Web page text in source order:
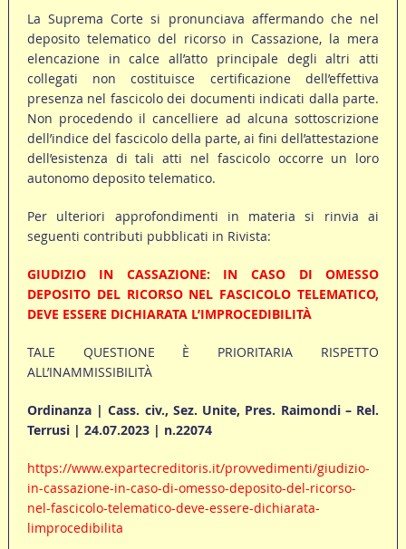
La Suprema Corte si pronunciava affermando che nel
deposito telematico del ricorso in Cassazione, la mera
elencazione in calce all’atto principale degli altri atti
collegati non costituisce certificazione dell’effettiva
presenza nel fascicolo dei documenti indicati dalla parte.
Non procedendo il cancelliere ad alcuna sottoscrizione
dell’indice del fascicolo della parte, ai fini dell’attestazione
dell’esistenza di tali atti nel fascicolo occorre un loro
autonomo deposito telematico.
Per ulteriori approfondimenti in materia si rinvia ai
seguenti contributi pubblicati in Rivista:
GIUDIZIO IN CASSAZIONE: IN CASO DI OMESSO
DEPOSITO DEL RICORSO NEL FASCICOLO TELEMATICO,
DEVE ESSERE DICHIARATA L’IMPROCEDIBILITÀ
TALE QUESTIONE È PRIORITARIA RISPETTO
ALL’INAMMISSIBILITÀ
Ordinanza | Cass. civ., Sez. Unite, Pres. Raimondi – Rel.
Terrusi | 24.07.2023 | n.22074
https://www.expartecreditoris.it/provvedimenti/giudizio-
in-cassazione-in-caso-di-omesso-deposito-del-ricorso-
nel-fascicolo-telematico-deve-essere-dichiarata-
limprocedibilita